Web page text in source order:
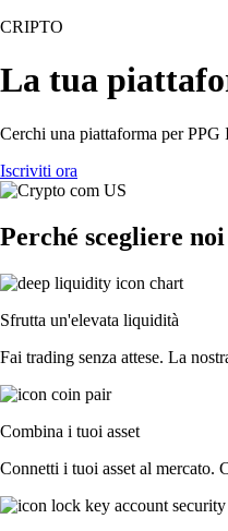
CRIPTO
La tua
Cerchi una piattaforma per
Iscriviti ora
Perché scegliere
Sfrutta un'elevata liquidità
Fai trading senza attese. La
Combina i tuoi asset
Connetti i tuoi asset al mercato.